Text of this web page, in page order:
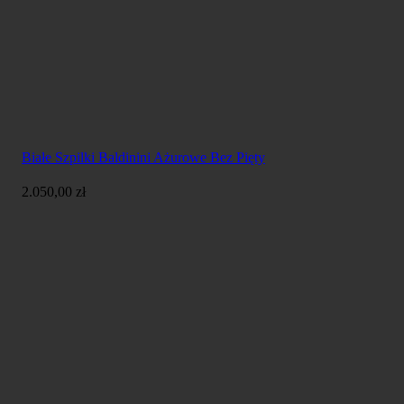
Białe Szpilki Baldinini Ażurowe Bez Pięty
2.050,00 zł